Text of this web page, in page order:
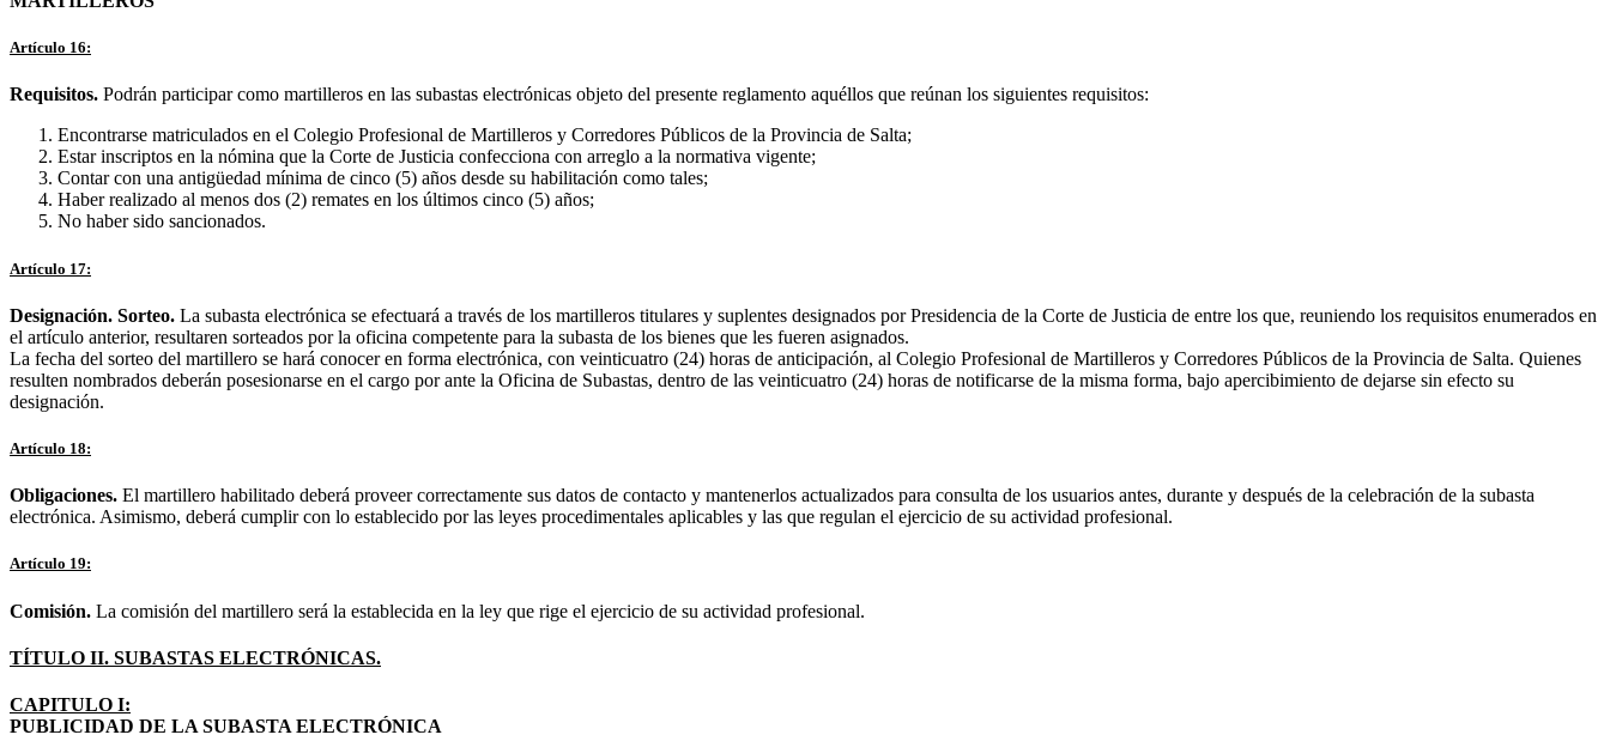
Artículo 16:
Requisitos. Podrán participar como martilleros en las subastas electrónicas objeto del presente reglamento aquéllos que reúnan los siguientes requisitos:
Encontrarse matriculados en el Colegio Profesional de Martilleros y Corredores Públicos de la Provincia de Salta;
Estar inscriptos en la nómina que la Corte de Justicia confecciona con arreglo a la normativa vigente;
Contar con una antigüedad mínima de cinco (5) años desde su habilitación como tales;
Haber realizado al menos dos (2) remates en los últimos cinco (5) años;
No haber sido sancionados.
Artículo 17:
Designación. Sorteo. La subasta electrónica se efectuará a través de los martilleros titulares y suplentes designados por Presidencia de la Corte de Justicia de entre los que, reuniendo los requisitos enumerados en
el artículo anterior, resultaren sorteados por la oficina competente para la subasta de los bienes que les fueren asignados.
La fecha del sorteo del martillero se hará conocer en forma electrónica, con veinticuatro (24) horas de anticipación, al Colegio Profesional de Martilleros y Corredores Públicos de la Provincia de Salta. Quienes
resulten nombrados deberán posesionarse en el cargo por ante la Oficina de Subastas, dentro de las veinticuatro (24) horas de notificarse de la misma forma, bajo apercibimiento de dejarse sin efecto su
designación.
Artículo 18:
Obligaciones. El martillero habilitado deberá proveer correctamente sus datos de contacto y mantenerlos actualizados para consulta de los usuarios antes, durante y después de la celebración de la subasta
electrónica. Asimismo, deberá cumplir con lo establecido por las leyes procedimentales aplicables y las que regulan el ejercicio de su actividad profesional.
Artículo 19:
Comisión. La comisión del martillero será la establecida en la ley que rige el ejercicio de su actividad profesional.
TÍTULO II. SUBASTAS ELECTRÓNICAS.
CAPITULO I:
PUBLICIDAD DE LA SUBASTA ELECTRÓNICA